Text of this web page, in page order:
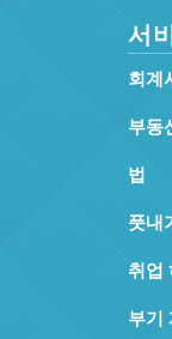
서
회계
부동
법
풋내
취업
부기